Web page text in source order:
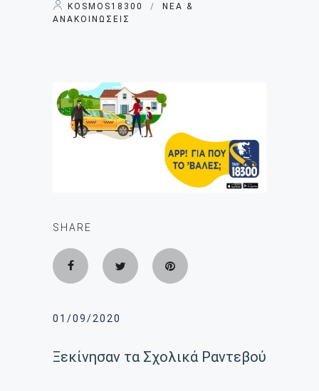
KOSMOS18300 / ΝΈΑ &
ΑΝΑΚΟΙΝΏΣΕΙΣ
SHARE
01/09/2020
Ξεκίνησαν τα Σχολικά Ραντεβού